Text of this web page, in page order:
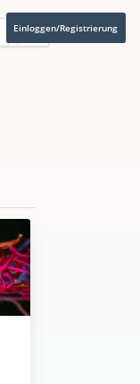
Einloggen/Registrierung